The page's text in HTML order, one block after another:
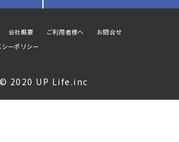
会社概要 ご利用者様へ
お問合せ
ーポリシー
© 2020 UP Life.inc